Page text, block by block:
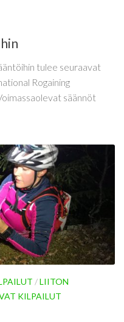
tulee seuraavat
Rogaining
säännöt
/LIITON
KILPAILUT